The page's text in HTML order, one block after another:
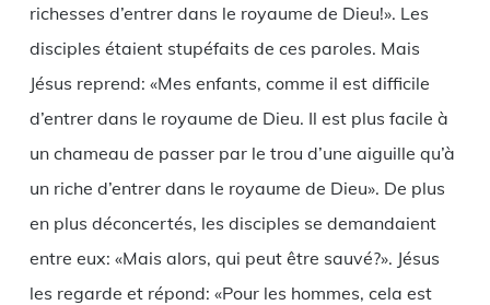
richesses d’entrer dans le royaume de Dieu!». Les
disciples étaient stupéfaits de ces paroles. Mais
Jésus reprend: «Mes enfants, comme il est difficile
d’entrer dans le royaume de Dieu. Il est plus facile à
un chameau de passer par le trou d’une aiguille qu’à
un riche d’entrer dans le royaume de Dieu». De plus
en plus déconcertés, les disciples se demandaient
entre eux: «Mais alors, qui peut être sauvé?». Jésus
les regarde et répond: «Pour les hommes, cela est